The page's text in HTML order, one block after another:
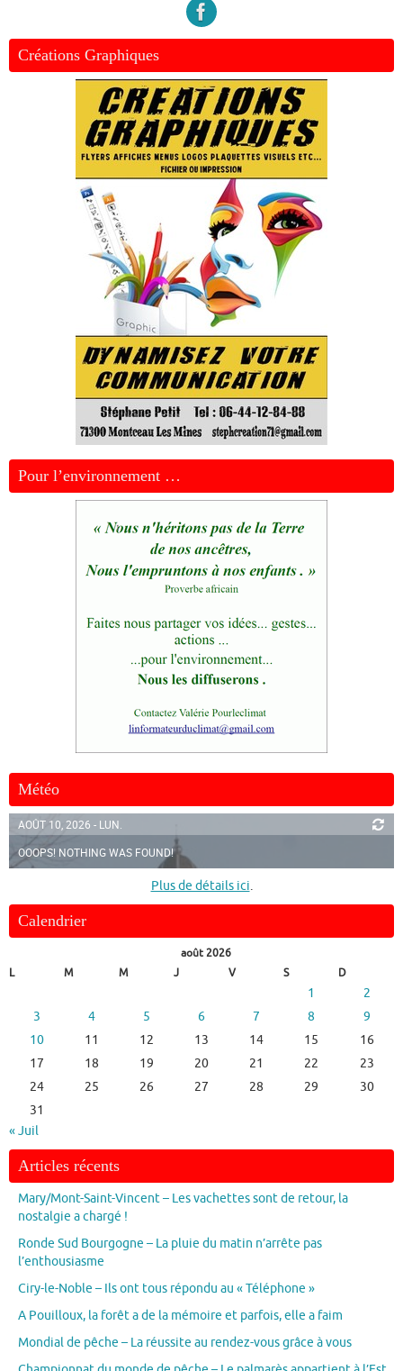
Créations Graphiques
Pour l’environnement …
Météo
AOÛT 10, 2026 - LUN.
OOOPS! NOTHING WAS FOUND!
Plus de détails ici.
Calendrier
août 2026
L
M M J V S D
1
2
3
4 5 6 7 8
9
10
11 12 13 14 15
16
17
18 19 20 21 22
23
24
25 26 27 28 29
30
31
« Juil
Articles récents
Mary/Mont-Saint-Vincent – Les vachettes sont de retour, la
nostalgie a chargé !
Ronde Sud Bourgogne – La pluie du matin n’arrête pas
l’enthousiasme
Ciry-le-Noble – Ils ont tous répondu au « Téléphone »
A Pouilloux, la forêt a de la mémoire et parfois, elle a faim
Mondial de pêche – La réussite au rendez-vous grâce à vous